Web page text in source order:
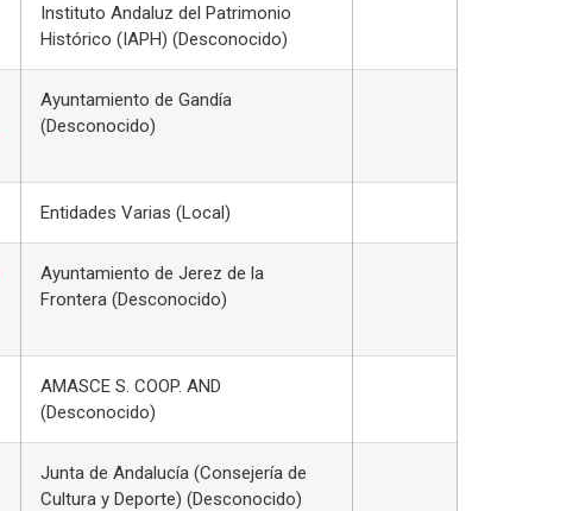
Instituto Andaluz del Patrimonio
Histórico (IAPH) (Desconocido)
Ayuntamiento de Gandía
(Desconocido)
Entidades Varias (Local)
Ayuntamiento de Jerez de la
Frontera (Desconocido)
AMASCE S. COOP. AND
(Desconocido)
Junta de Andalucía (Consejería de
Cultura y Deporte) (Desconocido)